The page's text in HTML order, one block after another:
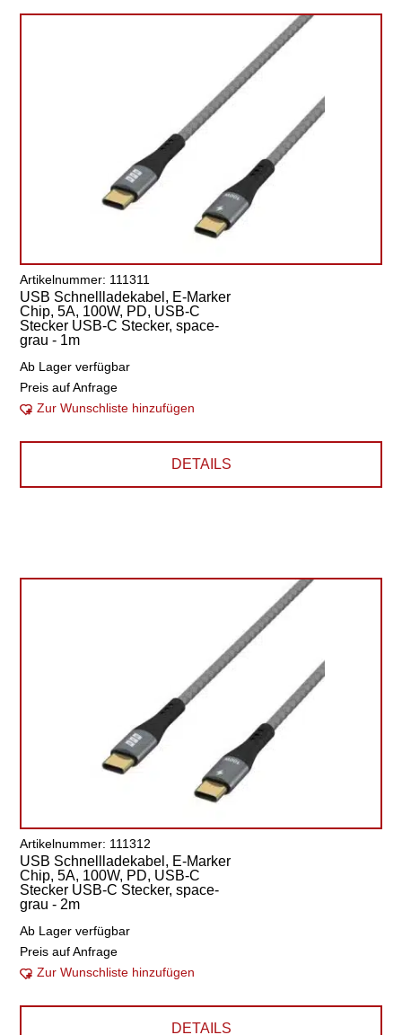
Artikelnummer: 111311
USB Schnellladekabel, E-Marker
Chip, 5A, 100W, PD, USB-C
Stecker USB-C Stecker, space-
grau - 1m
Ab Lager verfügbar
Preis auf Anfrage
Zur Wunschliste hinzufügen
DETAILS
Artikelnummer: 111312
USB Schnellladekabel, E-Marker
Chip, 5A, 100W, PD, USB-C
Stecker USB-C Stecker, space-
grau - 2m
Ab Lager verfügbar
Preis auf Anfrage
Zur Wunschliste hinzufügen
DETAILS